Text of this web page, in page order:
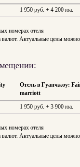
1 950 руб. + 4 200 юа.
номерах отеля
валют. Актуальные цены
Отель в Гуанчжоу:
marriott
1 950 руб. + 3 900 юа.
номерах отеля
валют. Актуальные цены